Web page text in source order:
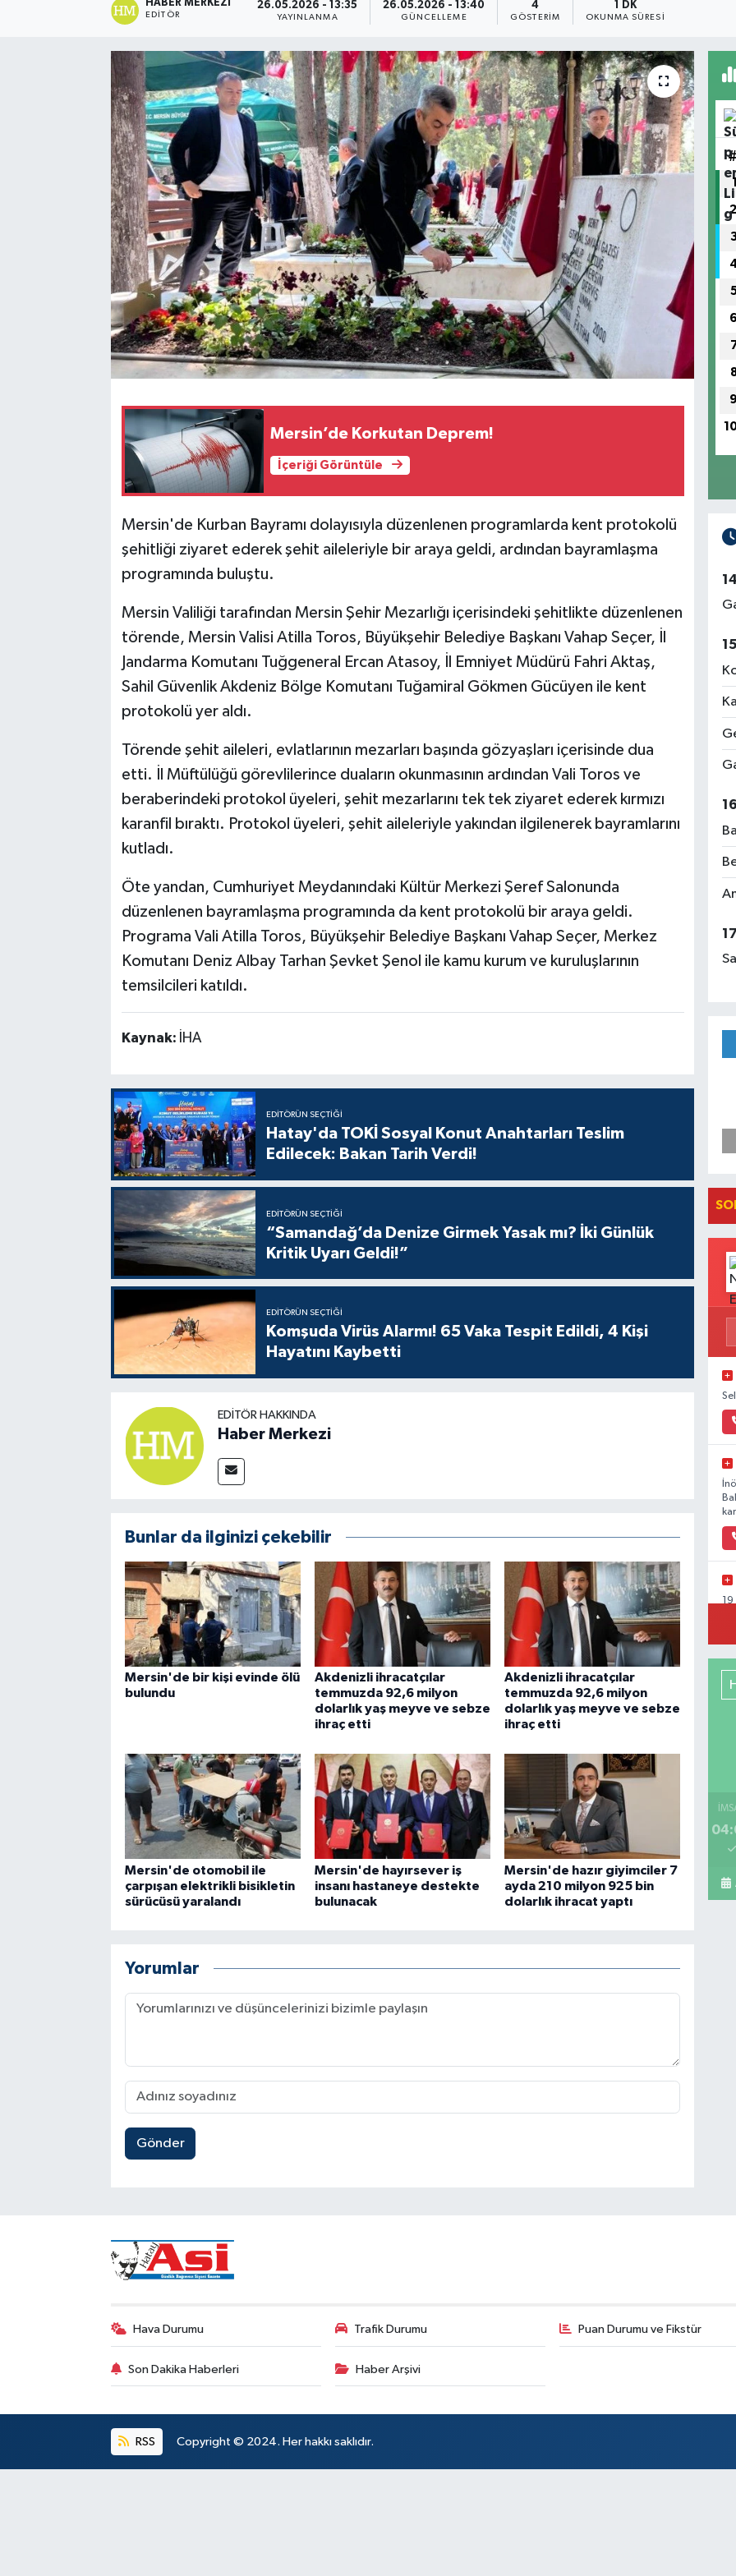
HABER MERKEZI
EDITÖR
26.05.2026 - 13:35
YAYINLANMA
26.05.2026 - 13:40
GÜNCELLEME
4
GÖSTERIM
1 DK
OKUNMA SÜRESI
Mersin’de Korkutan Deprem!
İçeriği Görüntüle
Mersin'de Kurban Bayramı dolayısıyla düzenlenen programlarda kent protokolü
şehitliği ziyaret ederek şehit aileleriyle bir araya geldi, ardından bayramlaşma
programında buluştu.
Mersin Valiliği tarafından Mersin Şehir Mezarlığı içerisindeki şehitlikte düzenlenen
törende, Mersin Valisi Atilla Toros, Büyükşehir Belediye Başkanı Vahap Seçer, İl
Jandarma Komutanı Tuğgeneral Ercan Atasoy, İl Emniyet Müdürü Fahri Aktaş,
Sahil Güvenlik Akdeniz Bölge Komutanı Tuğamiral Gökmen Gücüyen ile kent
protokolü yer aldı.
Törende şehit aileleri, evlatlarının mezarları başında gözyaşları içerisinde dua
etti. İl Müftülüğü görevlilerince duaların okunmasının ardından Vali Toros ve
beraberindeki protokol üyeleri, şehit mezarlarını tek tek ziyaret ederek kırmızı
karanfil bıraktı. Protokol üyeleri, şehit aileleriyle yakından ilgilenerek bayramlarını
kutladı.
Öte yandan, Cumhuriyet Meydanındaki Kültür Merkezi Şeref Salonunda
düzenlenen bayramlaşma programında da kent protokolü bir araya geldi.
Programa Vali Atilla Toros, Büyükşehir Belediye Başkanı Vahap Seçer, Merkez
Komutanı Deniz Albay Tarhan Şevket Şenol ile kamu kurum ve kuruluşlarının
temsilcileri katıldı.
Kaynak: İHA
EDITÖRÜN SEÇTIĞI
Hatay'da TOKİ Sosyal Konut Anahtarları Teslim
Edilecek: Bakan Tarih Verdi!
EDITÖRÜN SEÇTIĞI
“Samandağ’da Denize Girmek Yasak mı? İki Günlük
Kritik Uyarı Geldi!”
EDITÖRÜN SEÇTIĞI
Komşuda Virüs Alarmı! 65 Vaka Tespit Edildi, 4 Kişi
Hayatını Kaybetti
EDITÖR HAKKINDA
Haber Merkezi
Bunlar da ilginizi çekebilir
Mersin'de bir kişi evinde ölü
bulundu
Akdenizli ihracatçılar
temmuzda 92,6 milyon
dolarlık yaş meyve ve sebze
ihraç etti
Akdenizli ihracatçılar
temmuzda 92,6 milyon
dolarlık yaş meyve ve sebze
ihraç etti
Mersin'de otomobil ile
çarpışan elektrikli bisikletin
sürücüsü yaralandı
Mersin'de hayırsever iş
insanı hastaneye destekte
bulunacak
Mersin'de hazır giyimciler 7
ayda 210 milyon 925 bin
dolarlık ihracat yaptı
Yorumlar
Gönder
#
1
2
6
9
19
Hava Durumu Trafik Durumu Puan Durumu ve Fikstür
Son Dakika Haberleri Haber Arşivi
RSS Copyright © 2024. Her hakkı saklıdır.